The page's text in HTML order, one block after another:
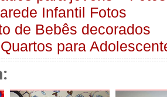
Infantil Fotos
de Bebês decorados
para